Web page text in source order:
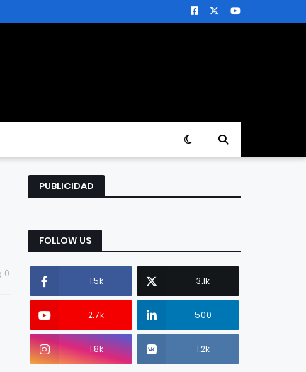
0
PUBLICIDAD
FOLLOW US
1.5k 3.1k
2.7k 500
1.8k 1.2k